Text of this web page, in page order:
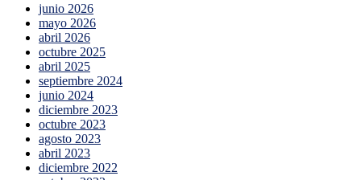
junio 2026
mayo 2026
abril 2026
octubre 2025
abril 2025
septiembre 2024
junio 2024
diciembre 2023
octubre 2023
agosto 2023
abril 2023
diciembre 2022